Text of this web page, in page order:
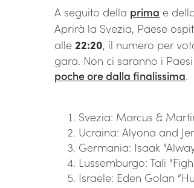
A seguito della prima e
Aprirà la Svezia, Paese
alle 22:20, il numero per
gara. Non ci saranno i
poche ore dalla finalissima.
Svezia: Marcus &
Ucraina: Alyona and
Germania: Isaak
Lussemburgo: Tali
Israele: Eden Golan